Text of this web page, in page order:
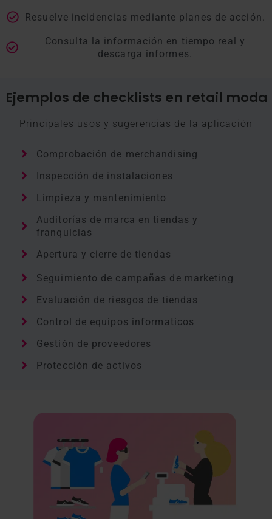
Resuelve incidencias mediante planes de acción.
Consulta la información en tiempo real y
descarga informes.
Ejemplos de checklists en retail moda
Principales usos y sugerencias de la aplicación
Comprobación de merchandising
Inspección de instalaciones
Limpieza y mantenimiento
Auditorías de marca en tiendas y
franquicias
Apertura y cierre de tiendas
Seguimiento de campañas de marketing
Evaluación de riesgos de tiendas
Control de equipos informaticos
Gestión de proveedores
Protección de activos